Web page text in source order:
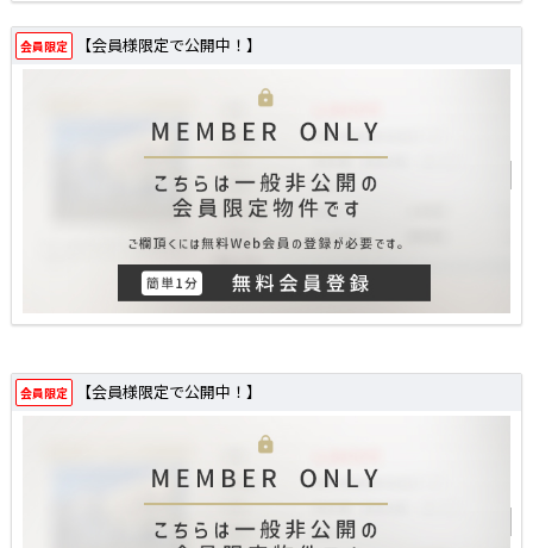
会員限定 【会員様限定で公開中！】
会員限定 【会員様限定で公開中！】